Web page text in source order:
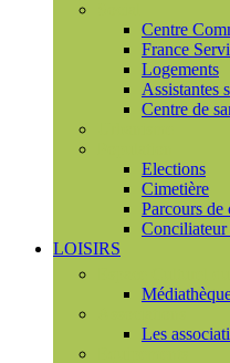
Centre
France
Logements
Assistantes
Centre de
Elections
Cimetière
Parcours de
Conciliateur
LOISIRS
Les